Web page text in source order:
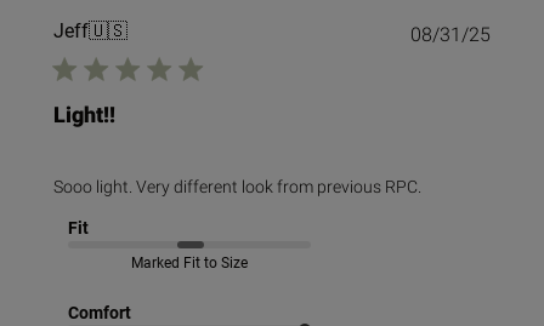
Jeff🇺🇸
Light!!
Sooo light. Very different look from previous RPC.
Fit
Marked Fit to Size
Comfort
08/31/25